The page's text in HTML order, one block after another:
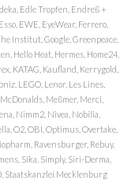
Edle Tropfen, Endreß +
EWE, EyeWear, Ferrero,
Institut, Google, Greenpeace,
Hello Heat, Hermes, Home24,
KATAG, Kaufland, Kerrygold,
LEGO, Lenor, Les Lines,
Meßmer, Merci,
Nimm2, Nivea, Nobilia,
O2, OBI, Optimus, Overtake,
Ravensburger, Rebuy,
Sika, Simply, Siri-Derma,
Staatskanzlei Mecklenburg